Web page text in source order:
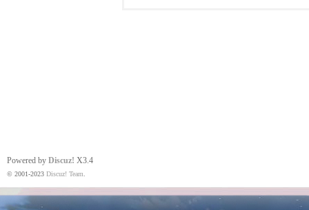
Powered by Discuz! X3.4
© 2001-2023 Discuz! Team